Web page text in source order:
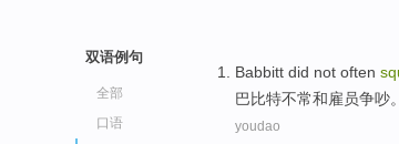
双语例句
全部
口语
Babbitt did not often
巴比特不常和雇员争吵。
youdao